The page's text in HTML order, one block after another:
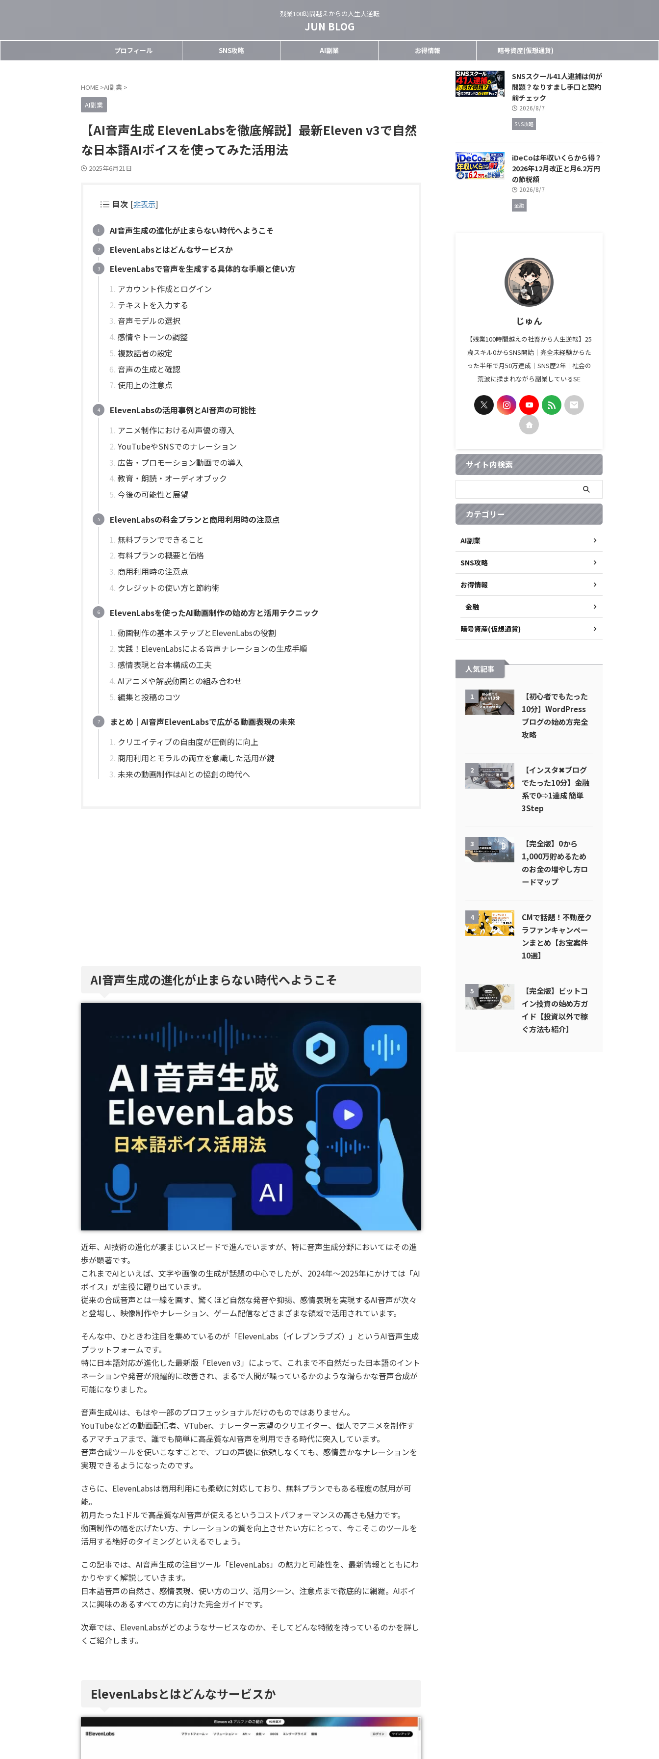
残業100時間越えからの人生大逆転
JUN BLOG
プロフィール SNS攻略 AI副業 お得情報 暗号資産(仮想通貨)
HOME >AI副業 >
AI副業
【AI音声生成 ElevenLabsを徹底解説】最新Eleven v3で自然
な日本語AIボイスを使ってみた活用法
2025年6月21日
目次 [非表示]
AI音声生成の進化が止まらない時代へようこそ
ElevenLabsとはどんなサービスか
ElevenLabsで音声を生成する具体的な手順と使い方
アカウント作成とログイン
テキストを入力する
音声モデルの選択
感情やトーンの調整
複数話者の設定
音声の生成と確認
使用上の注意点
ElevenLabsの活用事例とAI音声の可能性
アニメ制作におけるAI声優の導入
YouTubeやSNSでのナレーション
広告・プロモーション動画での導入
教育・朗読・オーディオブック
今後の可能性と展望
ElevenLabsの料金プランと商用利用時の注意点
無料プランでできること
有料プランの概要と価格
商用利用時の注意点
クレジットの使い方と節約術
ElevenLabsを使ったAI動画制作の始め方と活用テクニック
動画制作の基本ステップとElevenLabsの役割
実践！ElevenLabsによる音声ナレーションの生成手順
感情表現と台本構成の工夫
AIアニメや解説動画との組み合わせ
編集と投稿のコツ
まとめ｜AI音声ElevenLabsで広がる動画表現の未来
クリエイティブの自由度が圧倒的に向上
商用利用とモラルの両立を意識した活用が鍵
未来の動画制作はAIとの協創の時代へ
AI音声生成の進化が止まらない時代へようこそ
近年、AI技術の進化が凄まじいスピードで進んでいますが、特に音声生成分野においてはその進
歩が顕著です。
これまでAIといえば、文字や画像の生成が話題の中心でしたが、2024年〜2025年にかけては「AI
ボイス」が主役に躍り出ています。
従来の合成音声とは一線を画す、驚くほど自然な発音や抑揚、感情表現を実現するAI音声が次々
と登場し、映像制作やナレーション、ゲーム配信などさまざまな領域で活用されています。
そんな中、ひときわ注目を集めているのが「ElevenLabs（イレブンラブズ）」というAI音声生成
プラットフォームです。
特に日本語対応が進化した最新版「Eleven v3」によって、これまで不自然だった日本語のイント
ネーションや発音が飛躍的に改善され、まるで人間が喋っているかのような滑らかな音声合成が
可能になりました。
音声生成AIは、もはや一部のプロフェッショナルだけのものではありません。
YouTubeなどの動画配信者、VTuber、ナレーター志望のクリエイター、個人でアニメを制作す
るアマチュアまで、誰でも簡単に高品質なAI音声を利用できる時代に突入しています。
音声合成ツールを使いこなすことで、プロの声優に依頼しなくても、感情豊かなナレーションを
実現できるようになったのです。
さらに、ElevenLabsは商用利用にも柔軟に対応しており、無料プランでもある程度の試用が可
能。
初月たった1ドルで高品質なAI音声が使えるというコストパフォーマンスの高さも魅力です。
動画制作の幅を広げたい方、ナレーションの質を向上させたい方にとって、今こそこのツールを
活用する絶好のタイミングといえるでしょう。
この記事では、AI音声生成の注目ツール「ElevenLabs」の魅力と可能性を、最新情報とともにわ
かりやすく解説していきます。
日本語音声の自然さ、感情表現、使い方のコツ、活用シーン、注意点まで徹底的に網羅。AIボイ
スに興味のあるすべての方に向けた完全ガイドです。
次章では、ElevenLabsがどのようなサービスなのか、そしてどんな特徴を持っているのかを詳し
くご紹介します。
ElevenLabsとはどんなサービスか
SNSスクール41人逮捕は何が
問題？なりすまし手口と契約
前チェック
2026/8/7
SNS攻略
iDeCoは年収いくらから得？
2026年12月改正と月6.2万円
の節税額
2026/8/7
金融
じゅん
【残業100時間越えの社畜から人生逆転】25
歳スキル0からSNS開始｜完全未経験からた
った半年で月50万達成｜SNS歴2年｜社会の
荒波に揉まれながら副業しているSE
サイト内検索
カテゴリー
AI副業
SNS攻略
お得情報
金融
暗号資産(仮想通貨)
人気記事
1
【初心者でもたった
10分】WordPress
ブログの始め方完全
攻略
2
【インスタ✖︎ブログ
でたった10分】金融
系で0⇨1達成 簡単
3Step
3
【完全版】0から
1,000万貯めるため
のお金の増やし方ロ
ードマップ
4
CMで話題！不動産ク
ラファンキャンペー
ンまとめ【お宝案件
10選】
5
【完全版】ビットコ
イン投資の始め方ガ
イド【投資以外で稼
ぐ方法も紹介】